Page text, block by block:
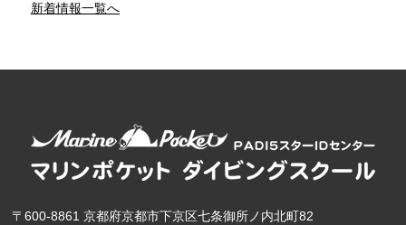
新着情報一覧へ
〒600-8861 京都府京都市下京区七条御所ノ内北町82